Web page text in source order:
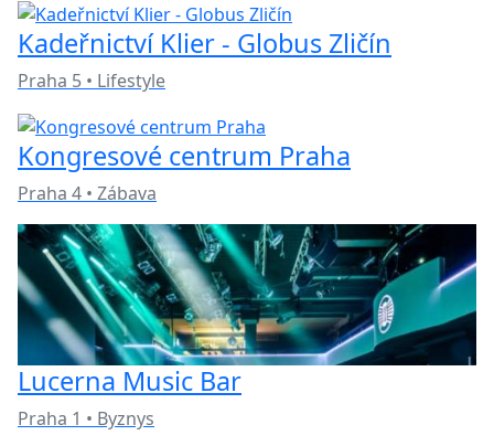
Kadeřnictví Klier - Globus Zličín
Praha 5 • Lifestyle
Kongresové centrum Praha
Praha 4 • Zábava
Lucerna Music Bar
Praha 1 • Byznys